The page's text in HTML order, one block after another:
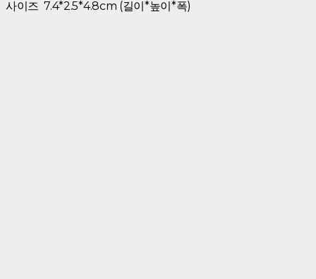
사이즈 7.4*2.5*4.8cm (길이*높이*폭)